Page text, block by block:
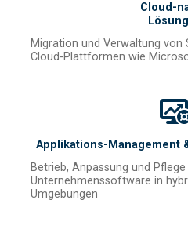
Cloud-
Migration und Verwaltung
Cloud-Plattformen wie
Applikations-Management
Betrieb, Anpassung und
Unternehmenssoftware in
Umgebungen